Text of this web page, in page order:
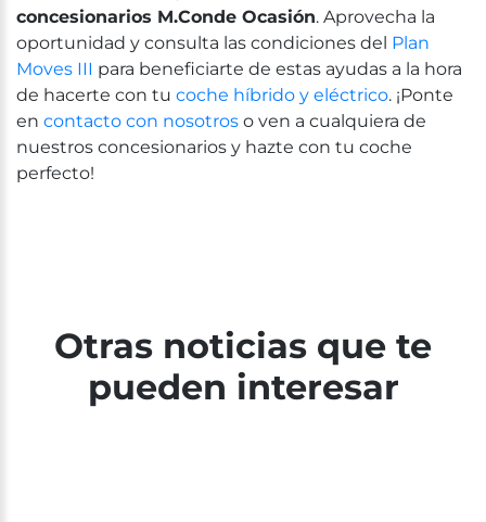
concesionarios M.Conde Ocasión. Aprovecha la
oportunidad y consulta las condiciones del Plan
Moves III para beneficiarte de estas ayudas a la hora
de hacerte con tu coche híbrido y eléctrico. ¡Ponte
en contacto con nosotros o ven a cualquiera de
nuestros concesionarios y hazte con tu coche
perfecto!
Otras noticias que te
pueden interesar